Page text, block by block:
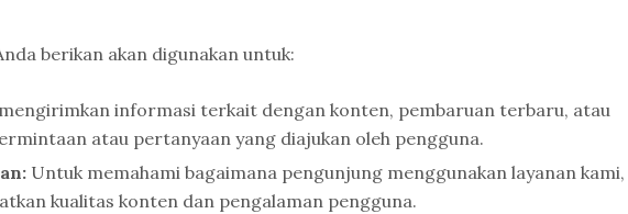
berikan akan digunakan untuk:
informasi terkait dengan konten, pembaruan terbaru, atau
atau pertanyaan yang diajukan oleh pengguna.
Untuk memahami bagaimana pengunjung menggunakan layanan kami,
kualitas konten dan pengalaman pengguna.